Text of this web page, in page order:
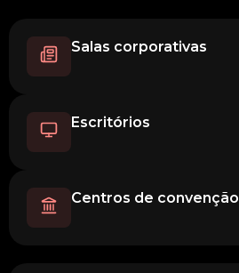
Salas corporativas
Escritórios
Centros de convenção